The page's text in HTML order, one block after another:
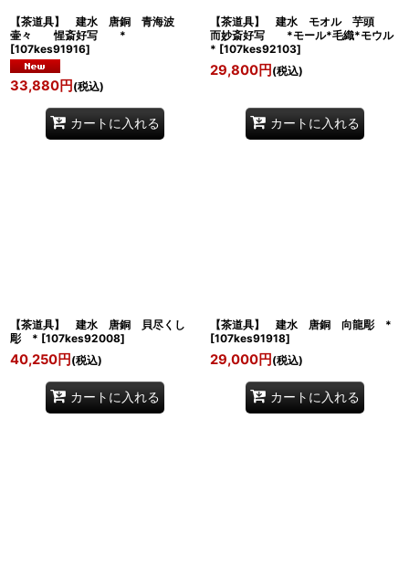
【茶道具】 建水 唐銅 青海波
壷々 惺斎好写 *
[107kes91916]
33,880円 (税込)
カートに入れる
【茶道具】 建水 モオル 芋頭
而妙斎好写 *モール*毛織*モウル
* [107kes92103]
29,800円 (税込)
カートに入れる
【茶道具】 建水 唐銅 貝尽くし
彫 * [107kes92008]
40,250円 (税込)
カートに入れる
【茶道具】 建水 唐銅 向龍彫 *
[107kes91918]
29,000円 (税込)
カートに入れる